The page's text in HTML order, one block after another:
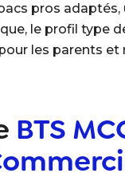
pros
le profil type
les parents
BTS